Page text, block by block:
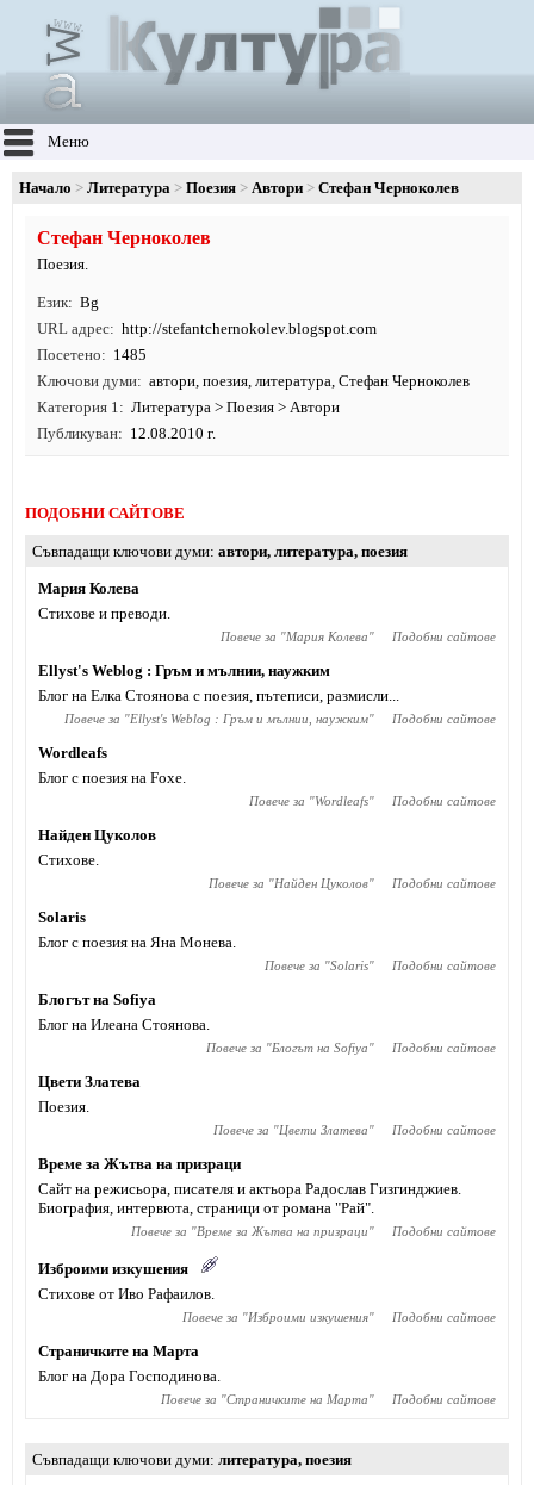
Меню
Начало Литература Поезия Автори Стефан Черноколев
Стефан Черноколев
Поезия.
Език
Bg
URL адрес
http://stefantchernokolev.blogspot.com
Посетено
1485
Ключови думи
автори, поезия, литература, Стефан Черноколев
Категория 1
Литература > Поезия > Автори
Публикуван
12.08.2010 г.
ПОДОБНИ САЙТОВЕ
Съвпадащи ключови думи автори, литература, поезия
Мария Колева
Стихове и преводи.
Повече за "Мария Колева" Подобни сайтове
Ellyst's Weblog : Гръм и мълнии, наужким
Блог на Елка Стоянова с поезия, пътеписи, размисли...
Повече за "Ellyst's Weblog : Гръм и мълнии, наужким" Подобни сайтове
Wordleafs
Блог с поезия на Foxe.
Повече за "Wordleafs" Подобни сайтове
Найден Цуколов
Стихове.
Повече за "Найден Цуколов" Подобни сайтове
Solaris
Блог с поезия на Яна Монева.
Повече за "Solaris" Подобни сайтове
Блогът на Sofiya
Блог на Илеана Стоянова.
Повече за "Блогът на Sofiya" Подобни сайтове
Цвети Златева
Поезия.
Повече за "Цвети Златева" Подобни сайтове
Време за Жътва на призраци
Сайт на режисьора, писателя и актьора Радослав Гизгинджиев‎.
Биография, интервюта, страници от романа "Рай".
Повече за "Време за Жътва на призраци" Подобни сайтове
Изброими изкушения
Стихове от Иво Рафаилов.
Повече за "Изброими изкушения" Подобни сайтове
Страничките на Марта
Блог на Дора Господинова.
Повече за "Страничките на Марта" Подобни сайтове
Съвпадащи ключови думи литература, поезия